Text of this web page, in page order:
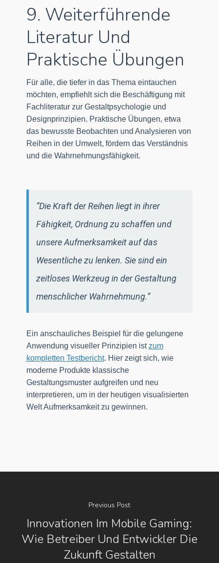
9. Weiterführende
Literatur Und
Praktische Übungen
Für alle, die tiefer in das Thema eintauchen
möchten, empfiehlt sich die Beschäftigung mit
Fachliteratur zur Gestaltpsychologie und
Designprinzipien. Praktische Übungen, etwa
das bewusste Beobachten und Analysieren von
Reihen in der Umwelt, fördern das Verständnis
und die Wahrnehmungsfähigkeit.
“Die Kraft der Reihen liegt in ihrer
Fähigkeit, Ordnung zu schaffen und
unsere Aufmerksamkeit auf das
Wesentliche zu lenken. Sie sind ein
zeitloses Werkzeug in der Gestaltung
menschlicher Wahrnehmung.”
Ein anschauliches Beispiel für die gelungene
Anwendung visueller Prinzipien istzum
kompletten Testbericht. Hier zeigt sich, wie
moderne Produkte klassische
Gestaltungsmuster aufgreifen und neu
interpretieren, um in der heutigen visualisierten
Welt Aufmerksamkeit zu gewinnen.
Previous Post
Innovationen Im Mobile Gaming:
Wie Betreiber Und Entwickler Die
Zukunft Gestalten